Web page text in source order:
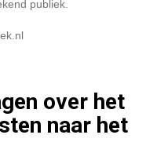
publiek.
over het
naar het